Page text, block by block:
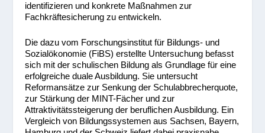
identifizieren und konkrete Maßnahmen zur
Fachkräftesicherung zu entwickeln.
Die dazu vom Forschungsinstitut für Bildungs- und
Sozialökonomie (FiBS) erstellte Untersuchung befasst
sich mit der schulischen Bildung als Grundlage für eine
erfolgreiche duale Ausbildung. Sie untersucht
Reformansätze zur Senkung der Schulabbrecherquote,
zur Stärkung der MINT-Fächer und zur
Attraktivitätssteigerung der beruflichen Ausbildung. Ein
Vergleich von Bildungssystemen aus Sachsen, Bayern,